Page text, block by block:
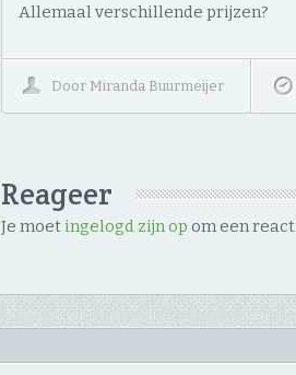
Allemaal verschillende prijzen?
Door Miranda Buurmeijer
Reageer
Je moet ingelogd zijn op om een